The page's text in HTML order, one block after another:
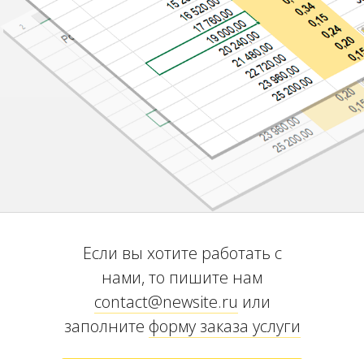
Если вы хотите работать с
нами, то пишите нам
contact@newsite.ru или
заполните форму заказа услуги